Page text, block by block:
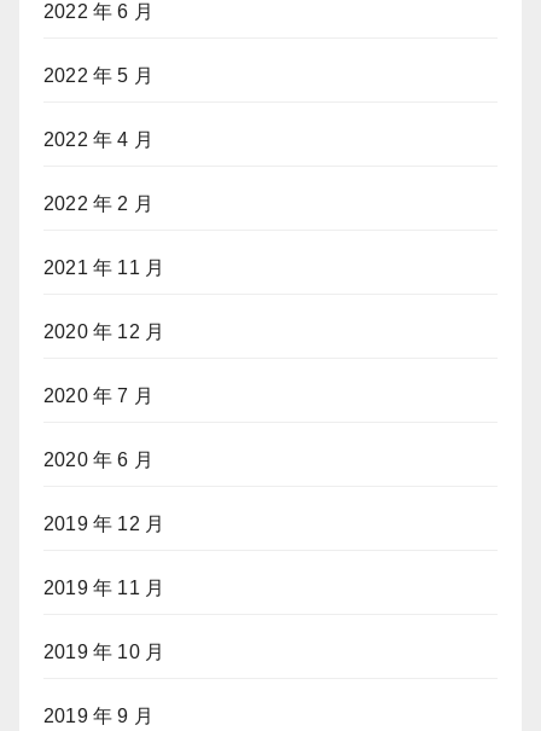
2022 年 6 月
2022 年 5 月
2022 年 4 月
2022 年 2 月
2021 年 11 月
2020 年 12 月
2020 年 7 月
2020 年 6 月
2019 年 12 月
2019 年 11 月
2019 年 10 月
2019 年 9 月